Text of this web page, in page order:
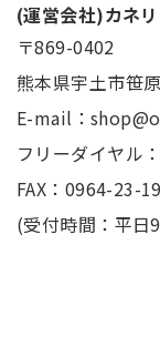
(運営会社)カネ
〒869-0402
熊本県宇土市笹
E-mail：
フリーダイヤル
FAX：0964-23-
(受付時間：平